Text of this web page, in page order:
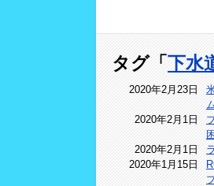
タグ「下水
2020年2月23日
2020年2月1日
2020年2月1日
2020年1月15日